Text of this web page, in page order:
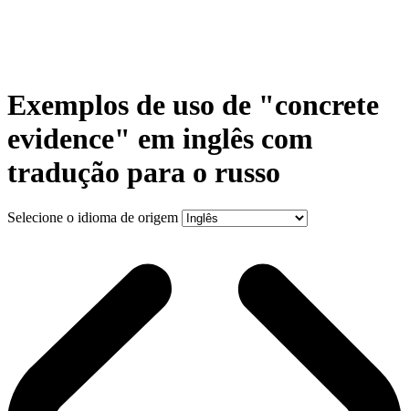
Exemplos de uso de "concrete
evidence" em inglês com
tradução para o russo
Selecione o idioma de origem